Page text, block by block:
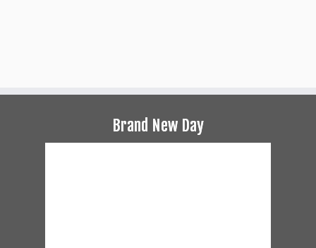
Brand New Day